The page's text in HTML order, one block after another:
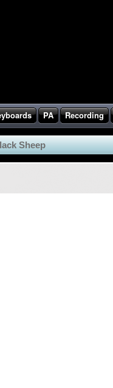
PA Recording
Sheep